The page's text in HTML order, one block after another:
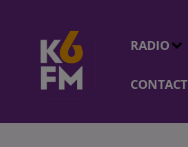
RADIO
CONTACT